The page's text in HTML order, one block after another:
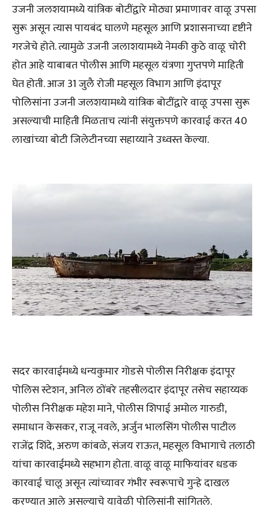
उजनी जलशयामध्ये यांत्रिक बोटींद्वारे मोठ्या प्रमाणावर वाळू उपसा
सुरू असून त्यास पायबंद घालणे महसूल आणि प्रशासनाच्या दृष्टीने
गरजेचे होते. त्यामुळे उजनी जलाशयामध्ये नेमकी कुठे वाळू चोरी
होत आहे याबाबत पोलीस आणि महसूल यंत्रणा गुप्तपणे माहिती
घेत होती. आज 31 जुलै रोजी महसूल विभाग आणि इंदापूर
पोलिसांना उजनी जलशयामध्ये यांत्रिक बोटींद्वारे वाळू उपसा सुरू
असल्याची माहिती मिळताच त्यांनी संयुक्तपणे कारवाई करत 40
लाखांच्या बोटी जिलेटीनच्या सहाय्याने उध्वस्त केल्या.
सदर कारवाईमध्ये धन्यकुमार गोडसे पोलीस निरीक्षक इंदापूर
पोलिस स्टेशन, अनिल ठोंबरे तहसीलदार इंदापूर तसेच सहाय्यक
पोलीस निरीक्षक महेश माने, पोलीस शिपाई अमोल गारुडी,
समाधान केसकर, राजू नवले, अर्जुन भालसिंग पोलीस पाटील
राजेंद्र शिंदे, अरुण कांबळे, संजय राऊत, महसूल विभागाचे तलाठी
यांचा कारवाईमध्ये सहभाग होता. वाळू वाळू माफियांवर धडक
कारवाई चालू असून त्यांच्यावर गंभीर स्वरूपाचे गुन्हे दाखल
करण्यात आले असल्याचे यावेळी पोलिसांनी सांगितले.